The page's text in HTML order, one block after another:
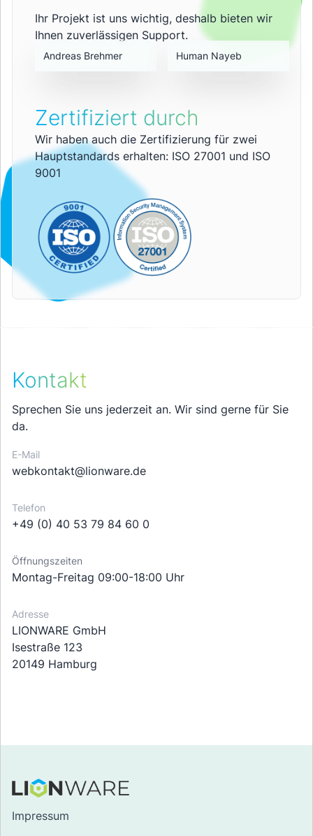
Ihr Projekt ist uns wichtig, deshalb bieten wir
Ihnen zuverlässigen Support.
Andreas Brehmer Human Nayeb
Zertifiziert durch
Wir haben auch die Zertifizierung für zwei
Hauptstandards erhalten: ISO 27001 und ISO
9001
Kontakt
Sprechen Sie uns jederzeit an. Wir sind gerne für Sie
da.
E-Mail
webkontakt@lionware.de
Telefon
+49 (0) 40 53 79 84 60 0
Öffnungszeiten
Montag-Freitag 09:00-18:00 Uhr
Adresse
LIONWARE GmbH
Isestraße 123
20149 Hamburg
Impressum